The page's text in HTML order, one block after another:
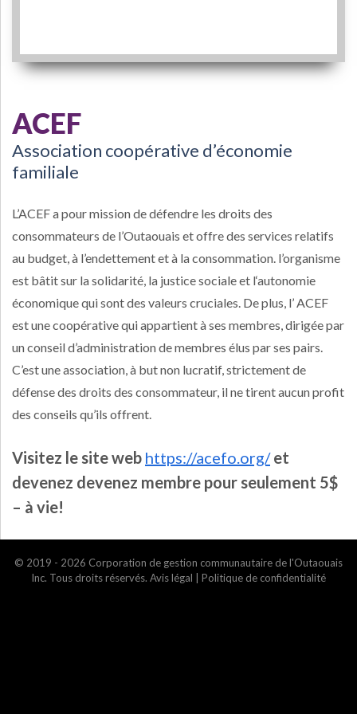
ACEF
Association coopérative d’économie
familiale
L’ACEF a pour mission de défendre les droits des
consommateurs de l’Outaouais et offre des services relatifs
au budget, à l’endettement et à la consommation. l’organisme
est bâtit sur la solidarité, la justice sociale et l‘autonomie
économique qui sont des valeurs cruciales. De plus, l’ ACEF
est une coopérative qui appartient à ses membres, dirigée par
un conseil d’administration de membres élus par ses pairs.
C’est une association, à but non lucratif, strictement de
défense des droits des consommateur, il ne tirent aucun profit
des conseils qu’ils offrent.
Visitez le site web https://acefo.org/et
devenez devenez membre pour seulement 5$
– à vie!
© 2019 - 2026 Corporation de gestion communautaire de l'Outaouais
Inc. Tous droits réservés. Avis légal Politique de confidentialité